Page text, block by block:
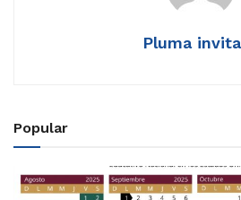
Pluma
Popular